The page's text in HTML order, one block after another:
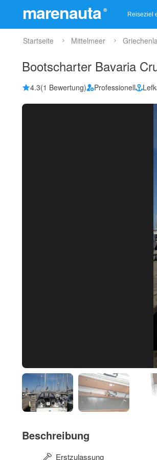
marenauta ®
Startseite Mittelmeer
Bootscharter Bavaria
4.3(1 Bewertung) Professionell
Beschreibung
Erstzulassung